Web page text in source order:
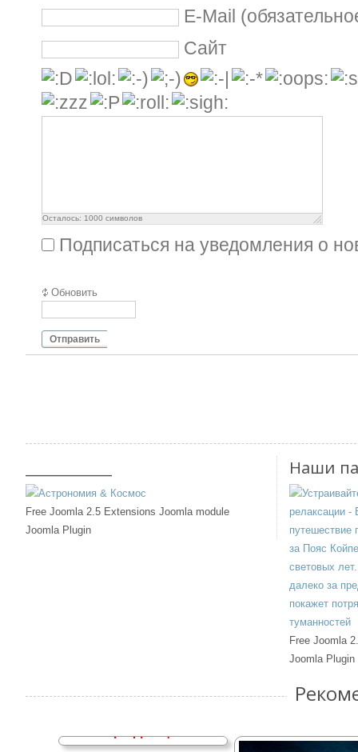
E-Mail
Сайт
Осталось: 1000 символов
Подписаться на уведомления о
Обновить
Отправить
Free Joomla 2.5 Extensions Joomla module
Joomla Plugin
Наши
Free Joomla
Joomla Plugin